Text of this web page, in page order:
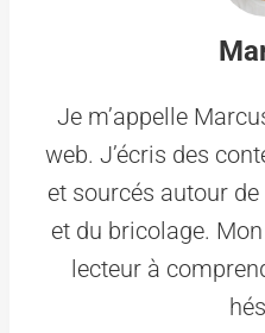
Je m’appelle
web. J’écris des
et sourcés autour
et du bricolage.
lecteur à